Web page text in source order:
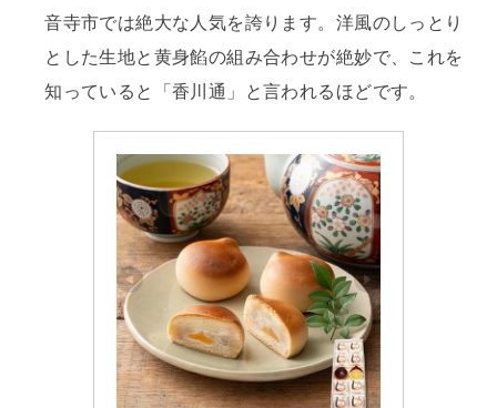
音寺市では絶大な人気を誇ります。洋風のしっとり
とした生地と黄身餡の組み合わせが絶妙で、これを
知っていると「香川通」と言われるほどです。